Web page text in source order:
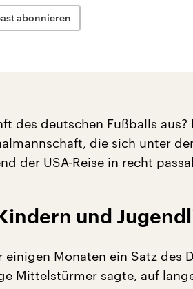
abonnieren
des deutschen Fußballs
die sich unter
der USA-Reise in recht
und
Monaten ein Satz des
Mittelstürmer sagte, auf